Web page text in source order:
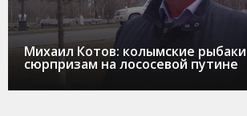
Михаил Котов: колымские рыбаки
сюрпризам на лососевой путине